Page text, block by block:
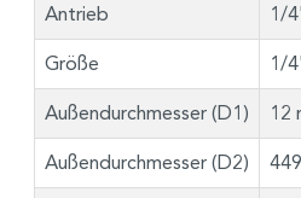
Antrieb 1/
Größe 1/
Außendurchmesser (D1) 12
Außendurchmesser (D2)